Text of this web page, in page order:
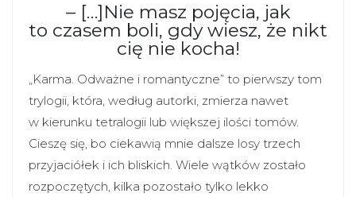
– […]Nie masz pojęcia, jak
to czasem boli, gdy wiesz, że nikt
cię nie kocha!
„Karma. Odważne i romantyczne” to pierwszy tom
trylogii, która, według autorki, zmierza nawet
w kierunku tetralogii lub większej ilości tomów.
Cieszę się, bo ciekawią mnie dalsze losy trzech
przyjaciółek i ich bliskich. Wiele wątków zostało
rozpoczętych, kilka pozostało tylko lekko